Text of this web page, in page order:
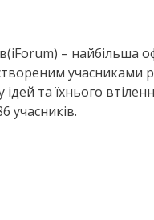
– найбільша
учасниками
та їхнього
учасників.